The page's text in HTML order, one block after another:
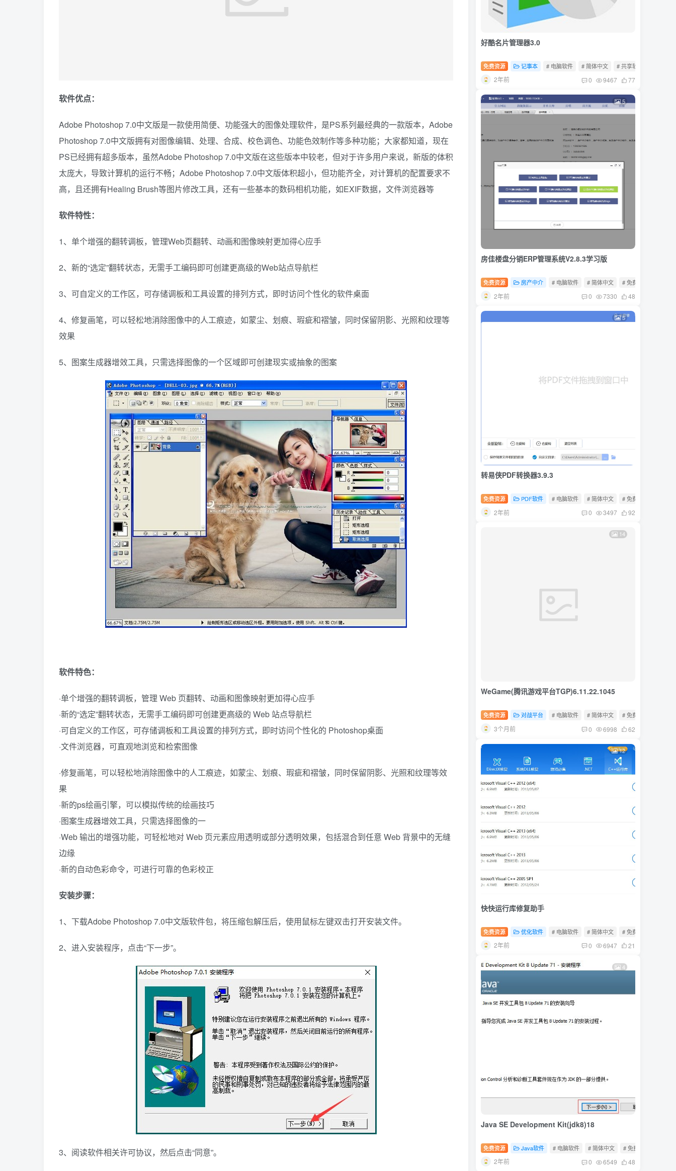
软件优点：
Adobe Photoshop 7.0中文版是一款使用简便、功能强大的图像处理软件，是PS系列最经典的一款版本，Adobe
Photoshop 7.0中文版拥有对图像编辑、处理、合成、校色调色、功能色效制作等多种功能；大家都知道，现在
PS已经拥有超多版本，虽然Adobe Photoshop 7.0中文版在这些版本中较老，但对于许多用户来说，新版的体积
太庞大，导致计算机的运行不畅；Adobe Photoshop 7.0中文版体积超小，但功能齐全，对计算机的配置要求不
高，且还拥有Healing Brush等图片修改工具，还有一些基本的数码相机功能，如EXIF数据，文件浏览器等
软件特性：
1、单个增强的翻转调板，管理Web页翻转、动画和图像映射更加得心应手
2、新的“选定”翻转状态，无需手工编码即可创建更高级的Web站点导航栏
3、可自定义的工作区，可存储调板和工具设置的排列方式，即时访问个性化的软件桌面
4、修复画笔，可以轻松地消除图像中的人工痕迹，如蒙尘、划痕、瑕疵和褶皱，同时保留阴影、光照和纹理等
效果
5、图案生成器增效工具，只需选择图像的一个区域即可创建现实或抽象的图案
软件特色：
·单个增强的翻转调板，管理 Web 页翻转、动画和图像映射更加得心应手
·新的“选定”翻转状态，无需手工编码即可创建更高级的 Web 站点导航栏
·可自定义的工作区，可存储调板和工具设置的排列方式，即时访问个性化的 Photoshop桌面
·文件浏览器，可直观地浏览和检索图像
·修复画笔，可以轻松地消除图像中的人工痕迹，如蒙尘、划痕、瑕疵和褶皱，同时保留阴影、光照和纹理等效
果
·新的ps绘画引擎，可以模拟传统的绘画技巧
·图案生成器增效工具，只需选择图像的一
·Web 输出的增强功能，可轻松地对 Web 页元素应用透明或部分透明效果，包括混合到任意 Web 背景中的无缝
边缘
·新的自动色彩命令，可进行可靠的色彩校正
安装步骤：
1、下载Adobe Photoshop 7.0中文版软件包，将压缩包解压后，使用鼠标左键双击打开安装文件。
2、进入安装程序，点击“下一步”。
3、阅读软件相关许可协议，然后点击“同意”。
好酷名片管理器3.0
免费资源 记事本 # 电脑软件 # 简体中文 # 共享软件
2年前 0 9467 77
5
房佳楼盘分销ERP管理系统V2.8.3学习版
免费资源 房产中介 # 电脑软件 # 简体中文 # 免费软件
2年前 0 7330 48
5
转易侠PDF转换器3.9.3
免费资源 PDF软件 # 电脑软件 # 简体中文 # 免费软件
2年前 0 3497 92
14
WeGame(腾讯游戏平台TGP)6.11.22.1045
免费资源 对战平台 # 电脑软件 # 简体中文 # 免费软件
3个月前 0 6998 62
12
快快运行库修复助手
免费资源 优化软件 # 电脑软件 # 简体中文 # 免费软件
2年前 0 6947 21
4
Java SE Development Kit(jdk8)18
免费资源 Java软件 # 电脑软件 # 简体中文 # 免费软件
2年前 0 6549 48